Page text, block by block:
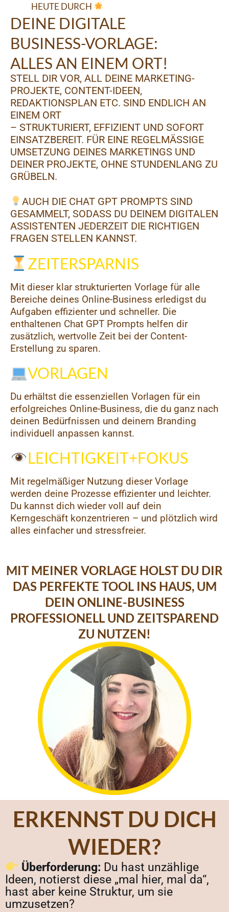
HEUTE DURCH
DEINE DIGITALE
BUSINESS-VORLAGE:
ALLES AN EINEM ORT!
STELL DIR VOR, ALL DEINE MARKETING-
PROJEKTE, CONTENT-IDEEN,
REDAKTIONSPLAN ETC. SIND ENDLICH AN
EINEM ORT
– STRUKTURIERT, EFFIZIENT UND SOFORT
EINSATZBEREIT. FÜR EINE REGELMÄSSIGE U
MSETZUNG DEINES MARKETINGS UND D
EINER PROJEKTE, OHNE STUNDENLANG ZU G
RÜBELN.
AUCH DIE CHAT GPT PROMPTS SIND
GESAMMELT, SODASS DU DEINEM DIGITALEN
ASSISTENTEN JEDERZEIT DIE RICHTIGEN
FRAGEN STELLEN KANNST.
ZEITERSPARNIS
Mit dieser klar strukturierten Vorlage für alle
Bereiche deines Online-Business erledigst du
Aufgaben effizienter und schneller. Die
enthaltenen Chat GPT Prompts helfen dir
zusätzlich, wertvolle Zeit bei der Content-
Erstellung zu sparen.
VORLAGEN
Du erhältst die essenziellen Vorlagen für ein
erfolgreiches Online-Business, die du ganz nach
deinen Bedürfnissen und deinem Branding
individuell anpassen kannst.
LEICHTIGKEIT+FOKUS
Mit regelmäßiger Nutzung dieser Vorlage
werden deine Prozesse effizienter und leichter.
Du kannst dich wieder voll auf dein
Kerngeschäft konzentrieren – und plötzlich wird
alles einfacher und stressfreier.
MIT MEINER VORLAGE HOLST DU DIR
DAS PERFEKTE TOOL INS HAUS, UM
DEIN ONLINE-BUSINESS
PROFESSIONELL UND ZEITSPAREND
ZU NUTZEN!
ERKENNST DU DICH
WIEDER?
Überforderung: Du hast unzählige
Ideen, notierst diese „mal hier, mal da“,
hast aber keine Struktur, um sie
umzusetzen?